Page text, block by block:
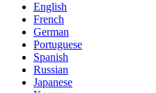
English
French
German
Portuguese
Spanish
Russian
Japanese